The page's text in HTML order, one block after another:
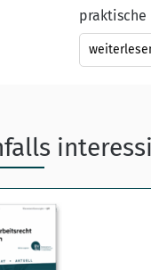
praktische